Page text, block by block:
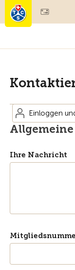
Mitgliedschaft &
Einloggen
Ihre Nachricht